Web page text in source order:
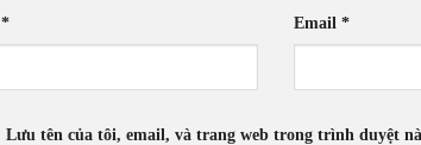
* Email*
Lưu tên của tôi, email, và trang web trong trình duyệt